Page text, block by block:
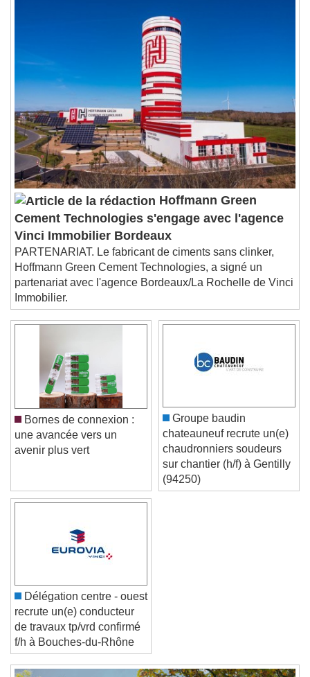
Descriptions
descriptions off, selected
Subtitles
subtitles settings, opens subtitles
settings dialog
subtitles off, selected
Audio Track
Picture-in-Picture
Fullscreen
This is a modal window.
Beginning of dialog window. Escape will cancel
and close the window.
Text
Color
Caption Area Background
Color Opacity
Font Size
Font Family
Close Modal Dialog
End of dialog window.
Hoffmann Green
Cement Technologies s'engage avec l'agence
Vinci Immobilier Bordeaux
PARTENARIAT. Le fabricant de ciments sans clinker,
Hoffmann Green Cement Technologies, a signé un
partenariat avec l'agence Bordeaux/La Rochelle de Vinci
Immobilier.
Bornes de connexion :
une avancée vers un
Groupe baudin
chateauneuf recrute un(e)
chaudronniers soudeurs
sur chantier (h/f) à Gentilly
(94250)
Délégation centre - ouest
recrute un(e) conducteur
de travaux tp/vrd confirmé
f/h à Bouches-du-Rhône